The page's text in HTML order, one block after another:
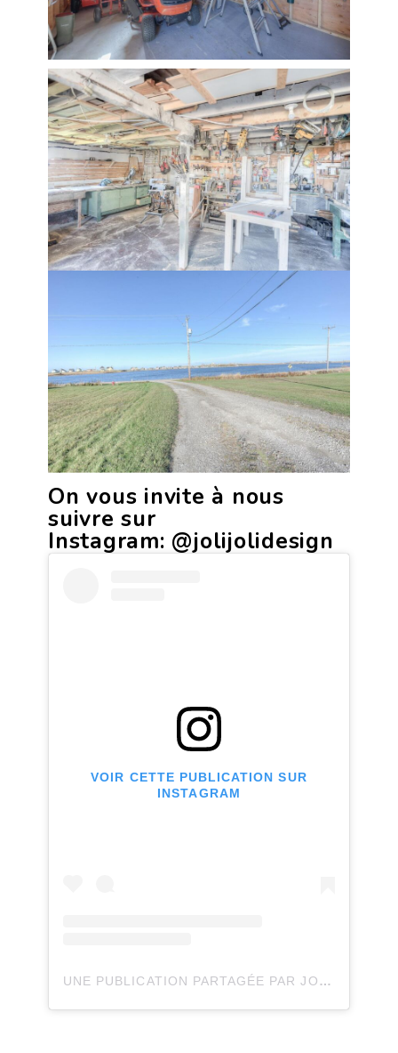
On vous invite à nous
suivre sur
Instagram: @jolijolidesign
VOIR CETTE PUBLICATION SUR
INSTAGRAM
UNE PUBLICATION PARTAGÉE PAR JOLI JOLI DESIGN (@JOLIJOLIDESIGN)